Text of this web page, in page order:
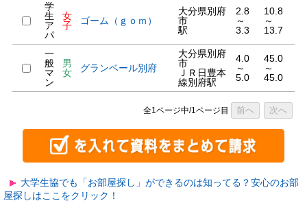
学
生
ア
パ
女
子
ゴーム（ｇｏｍ）
大分県別府
市
駅
2.8
～
3.3
10.8
～
13.7
一
般
マ
ン
男
女
グランベール別府
大分県別府
市
ＪＲ日豊本
線別府駅
4.0
～
5.0
45.0
～
45.0
全1ページ中/1ページ目 前へ 次へ
大学生協でも「お部屋探し」ができるのは知ってる？安心のお部
屋探しはここをクリック！